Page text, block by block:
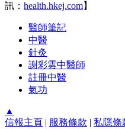
訊： health.hkej.com】
醫師筆記
中醫
針灸
謝彩雲中醫師
註冊中醫
氣功
▲
信報主頁 | 服務條款 | 私隱條